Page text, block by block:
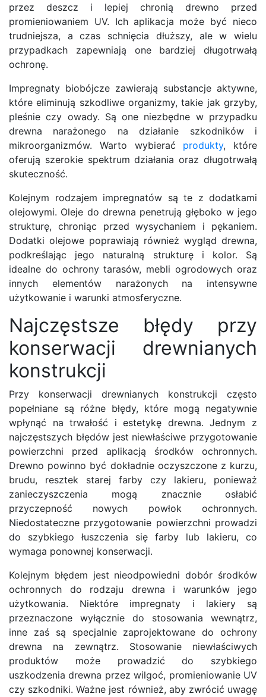
przez deszcz i lepiej chronią drewno przed
promieniowaniem UV. Ich aplikacja może być nieco
trudniejsza, a czas schnięcia dłuższy, ale w wielu
przypadkach zapewniają one bardziej długotrwałą
ochronę.
Impregnaty biobójcze zawierają substancje aktywne,
które eliminują szkodliwe organizmy, takie jak grzyby,
pleśnie czy owady. Są one niezbędne w przypadku
drewna narażonego na działanie szkodników i
mikroorganizmów. Warto wybierać produkty, które
oferują szerokie spektrum działania oraz długotrwałą
skuteczność.
Kolejnym rodzajem impregnatów są te z dodatkami
olejowymi. Oleje do drewna penetrują głęboko w jego
strukturę, chroniąc przed wysychaniem i pękaniem.
Dodatki olejowe poprawiają również wygląd drewna,
podkreślając jego naturalną strukturę i kolor. Są
idealne do ochrony tarasów, mebli ogrodowych oraz
innych elementów narażonych na intensywne
użytkowanie i warunki atmosferyczne.
Najczęstsze błędy przy
konserwacji drewnianych
konstrukcji
Przy konserwacji drewnianych konstrukcji często
popełniane są różne błędy, które mogą negatywnie
wpłynąć na trwałość i estetykę drewna. Jednym z
najczęstszych błędów jest niewłaściwe przygotowanie
powierzchni przed aplikacją środków ochronnych.
Drewno powinno być dokładnie oczyszczone z kurzu,
brudu, resztek starej farby czy lakieru, ponieważ
zanieczyszczenia mogą znacznie osłabić
przyczepność nowych powłok ochronnych.
Niedostateczne przygotowanie powierzchni prowadzi
do szybkiego łuszczenia się farby lub lakieru, co
wymaga ponownej konserwacji.
Kolejnym błędem jest nieodpowiedni dobór środków
ochronnych do rodzaju drewna i warunków jego
użytkowania. Niektóre impregnaty i lakiery są
przeznaczone wyłącznie do stosowania wewnątrz,
inne zaś są specjalnie zaprojektowane do ochrony
drewna na zewnątrz. Stosowanie niewłaściwych
produktów może prowadzić do szybkiego
uszkodzenia drewna przez wilgoć, promieniowanie UV
czy szkodniki. Ważne jest również, aby zwrócić uwagę